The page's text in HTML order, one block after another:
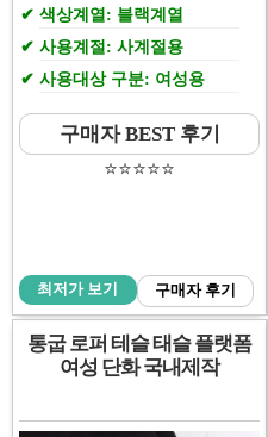
색상계열: 블랙계열
사용계절: 사계절용
사용대상 구분: 여성용
구매자 BEST 후기
⭐️⭐️⭐️⭐️⭐️
최저가 보기 구매자 후기
통굽 로퍼 테슬 태슬 플랫폼
여성 단화 국내제작